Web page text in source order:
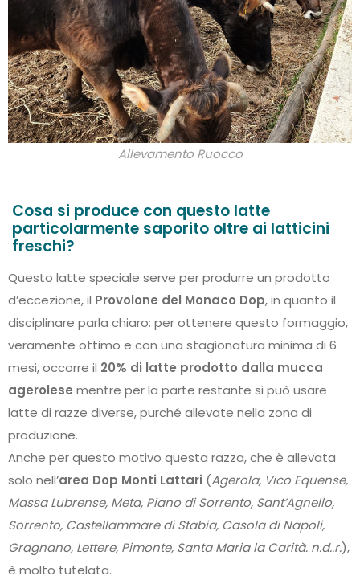
Allevamento Ruocco
Cosa si produce con questo latte
particolarmente saporito oltre ai latticini
freschi?
Questo latte speciale serve per produrre un prodotto
d’eccezione, il Provolone del Monaco Dop, in quanto il
disciplinare parla chiaro: per ottenere questo formaggio,
veramente ottimo e con una stagionatura minima di 6
mesi, occorre il 20% di latte prodotto dalla mucca
agerolese mentre per la parte restante si può usare
latte di razze diverse, purché allevate nella zona di
produzione.
Anche per questo motivo questa razza, che è allevata
solo nell’area Dop Monti Lattari (Agerola, Vico Equense,
Massa Lubrense, Meta, Piano di Sorrento, Sant’Agnello,
Sorrento, Castellammare di Stabia, Casola di Napoli,
Gragnano, Lettere, Pimonte, Santa Maria la Carità. n.d..r.),
è molto tutelata.